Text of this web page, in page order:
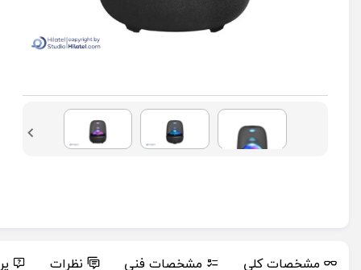
مشخصات کلی مشخصات فنی نظرات